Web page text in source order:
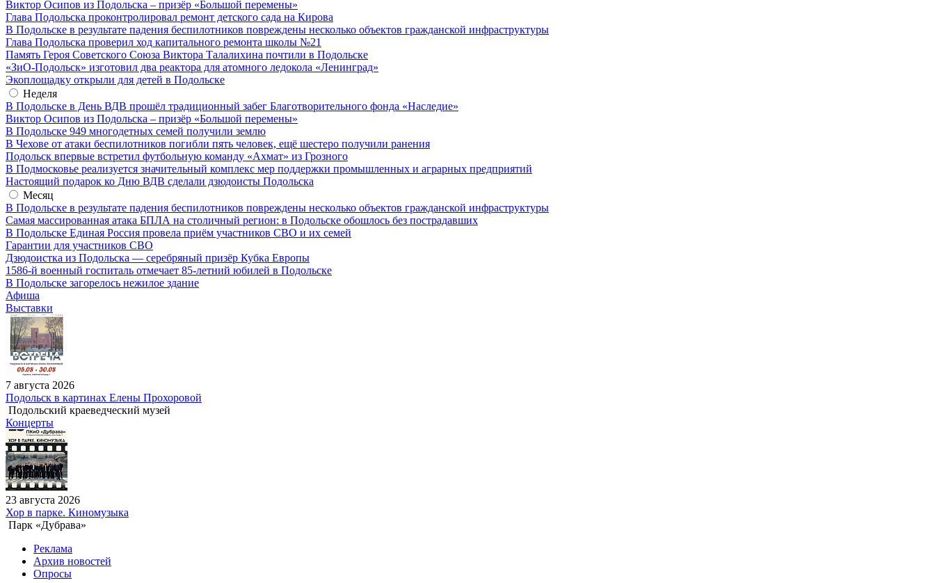
Виктор Осипов из Подольска – призёр «Большой перемены»
Глава Подольска проконтролировал ремонт детского сада на Кирова
В Подольске в результате падения беспилотников повреждены несколько объектов гражданской инфраструктуры
Глава Подольска проверил ход капитального ремонта школы №21
Память Героя Советского Союза Виктора Талалихина почтили в Подольске
«ЗиО-Подольск» изготовил два реактора для атомного ледокола «Ленинград»
Экоплощадку открыли для детей в Подольске
Неделя
В Подольске в День ВДВ прошёл традиционный забег Благотворительного фонда «Наследие»
Виктор Осипов из Подольска – призёр «Большой перемены»
В Подольске 949 многодетных семей получили землю
В Чехове от атаки беспилотников погибли пять человек, ещё шестеро получили ранения
Подольск впервые встретил футбольную команду «Ахмат» из Грозного
В Подмосковье реализуется значительный комплекс мер поддержки промышленных и аграрных предприятий
Настоящий подарок ко Дню ВДВ сделали дзюдоисты Подольска
Месяц
В Подольске в результате падения беспилотников повреждены несколько объектов гражданской инфраструктуры
Самая массированная атака БПЛА на столичный регион: в Подольске обошлось без пострадавших
В Подольске Единая Россия провела приём участников СВО и их семей
Гарантии для участников СВО
Дзюдоистка из Подольска — серебряный призёр Кубка Европы
1586-й военный госпиталь отмечает 85-летний юбилей в Подольске
В Подольске загорелось нежилое здание
Афиша
Выставки
7 августа 2026
Подольск в картинах Елены Прохоровой
Подольский краеведческий музей
Концерты
23 августа 2026
Хор в парке. Киномузыка
Парк «Дубрава»
Реклама
Архив новостей
Опросы